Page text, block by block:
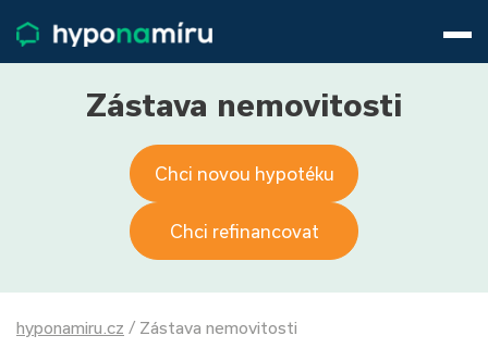
Životní pojištění
Pojištění nemovitosti
O nás
800 688 388
Přihlásit
Zástava nemovitosti
Chci novou hypotéku
Chci refinancovat
hyponamiru.cz / Zástava nemovitosti